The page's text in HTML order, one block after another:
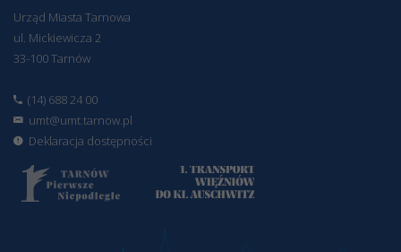
Urząd Miasta Tarnowa
ul. Mickiewicza 2
33-100 Tarnów
(14) 688 24 00
umt@umt.tarnow.pl
Deklaracja dostępności